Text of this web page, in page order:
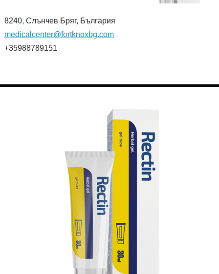
8240, Слънчев Бряг, България
medicalcenter@fortknoxbg.com
+35988789151